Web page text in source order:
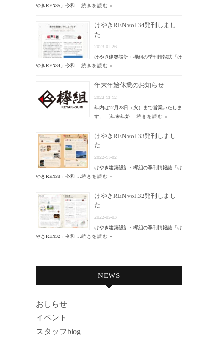
やきREN35」令和 … 続きを読む »
けやきREN vol.34発刊しまし
た
2023-01-26
けやき建築設計・欅組の季刊情報誌「け
やきREN34」令和 … 続きを読む »
年末年始休業のお知らせ
2022-12-12
年内は12月28日（火）まで営業いたしま
す。 【年末年始 … 続きを読む »
けやきREN vol.33発刊しまし
た
2022-11-02
けやき建築設計・欅組の季刊情報誌「け
やきREN33」令和 … 続きを読む »
けやきREN vol.32発刊しまし
た
2022-05-03
けやき建築設計・欅組の季刊情報誌「け
やきREN32」令和 … 続きを読む »
NEWS
おしらせ
イベント
スタッフblog